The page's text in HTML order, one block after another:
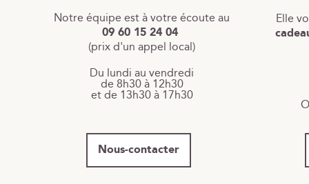
Notre équipe est à votre écoute au
09 60 15 24 04
(prix d'un appel local)
Du lundi au vendredi
de 8h30 à 12h30
et de 13h30 à 17h30
Nous-contacter
Elle